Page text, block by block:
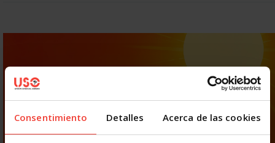
Consentimiento Detalles Acerca de las cookies